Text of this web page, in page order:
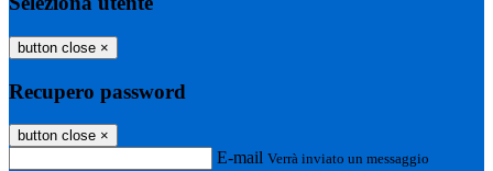
button close ×
Recupero password
button close ×
E-mail Verrà inviato un messaggio